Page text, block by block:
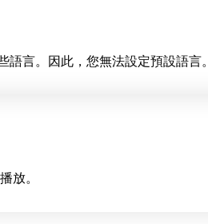
言。因此，您無法設定預設語言。
放。